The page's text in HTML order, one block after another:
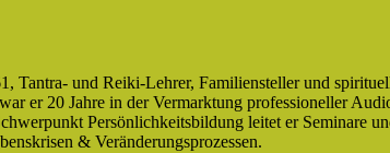
Tantra- und Reiki-Lehrer, Familiensteller und
er 20 Jahre in der Vermarktung professioneller
Persönlichkeitsbildung leitet er Seminare
& Veränderungsprozessen.